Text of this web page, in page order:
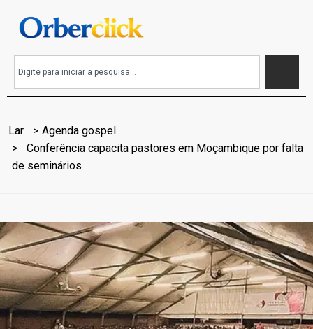
Lar
Agenda gospel
Conferência capacita pastores em Moçambique por falta
de seminários